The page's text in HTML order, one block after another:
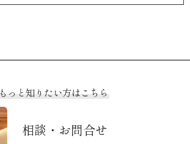
もっと知りたい方はこちら
相談・お問合せ